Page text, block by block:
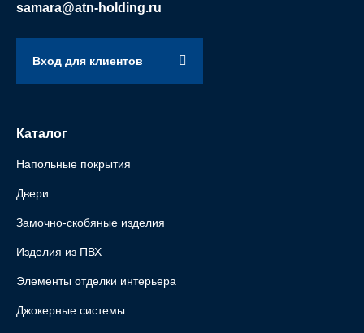
samara@atn-holding.ru
Вход для клиентов
Каталог
Напольные покрытия
Двери
Замочно-скобяные изделия
Изделия из ПВХ
Элементы отделки интерьера
Джокерные системы